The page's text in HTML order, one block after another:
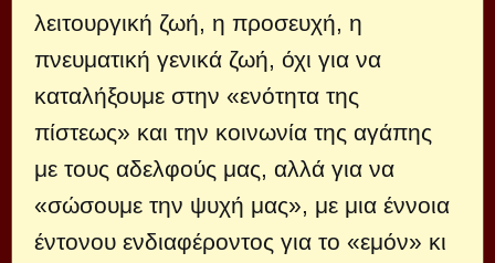
λειτουργική ζωή, η προσευχή, η
πνευματική γενικά ζωή, όχι για να
καταλήξουμε στην «ενότητα της
πίστεως» και την κοινωνία της αγάπης
με τους αδελφούς μας, αλλά για να
«σώσουμε την ψυχή μας», με μια έννοια
έντονου ενδιαφέροντος για το «εμόν» κι